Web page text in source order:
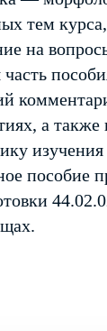
тем
на
часть
а
пособие